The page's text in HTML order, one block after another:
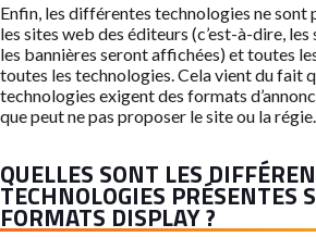
Enfin, les différentes technologies ne sont
les sites web des éditeurs (c’est-à-dire,
les bannières seront affichées) et toutes
toutes les technologies. Cela vient du fait
technologies exigent des formats
que peut ne pas proposer le site ou la régie.
QUELLES SONT LES
TECHNOLOGIES PRÉSENTES
FORMATS DISPLAY ?